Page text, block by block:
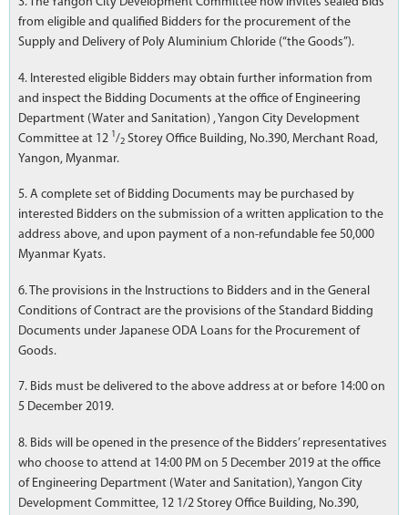
from eligible and qualified Bidders for the procurement of the
Supply and Delivery of Poly Aluminium Chloride (“the Goods”).
4. Interested eligible Bidders may obtain further information from
and inspect the Bidding Documents at the office of Engineering
Department (Water and Sanitation) , Yangon City Development
Committee at 12 1/2Storey Office Building, No.390, Merchant Road,
Yangon, Myanmar.
5. A complete set of Bidding Documents may be purchased by
interested Bidders on the submission of a written application to the
address above, and upon payment of a non-refundable fee 50,000
Myanmar Kyats.
6. The provisions in the Instructions to Bidders and in the General
Conditions of Contract are the provisions of the Standard Bidding
Documents under Japanese ODA Loans for the Procurement of
Goods.
7. Bids must be delivered to the above address at or before 14:00 on
5 December 2019.
8. Bids will be opened in the presence of the Bidders’ representatives
who choose to attend at 14:00 PM on 5 December 2019 at the office
of Engineering Department (Water and Sanitation), Yangon City
Development Committee, 12 1/2 Storey Office Building, No.390,